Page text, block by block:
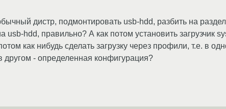
дистр, подмонтировать usb-hdd, разбить на
usb-hdd, правильно? А как потом установить загрузчик
как нибудь сделать загрузку через профили, т.е. в
другом - определенная конфигурация?